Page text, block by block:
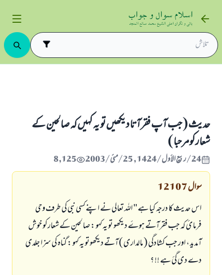
حدیث ( جب آپ فقرآتا دیکھیں تو یہ کہیں کہ صالحین کے
شعارکومرحبا )
24/ربيع الأول/1424 , 25/مئی/2003 8,125
سوال12107
اس حدیث کا درجہ کیا ہے " اللہ تعالی نے اپنے کسی نبی کی طرف وحی
فرمائ کہ جب فقرآتے ہوۓ دیکھو تو یہ کہو : صالحین کے شعارکو خوش
آمدید ، اور جب کشادگی ( مالداری ) آتے دیکھوتو یہ کہو : گناہ کی سزا جلدی
دے دی گئ ہے !! ؟